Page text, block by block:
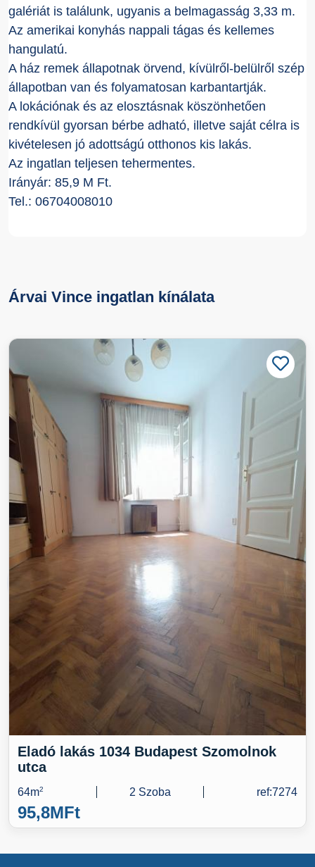
galériát is találunk, ugyanis a belmagasság 3,33 m.
Az amerikai konyhás nappali tágas és kellemes
hangulatú.
A ház remek állapotnak örvend, kívülről-belülről szép
állapotban van és folyamatosan karbantartják.
A lokációnak és az elosztásnak köszönhetően
rendkívül gyorsan bérbe adható, illetve saját célra is
kivételesen jó adottságú otthonos kis lakás.
Az ingatlan teljesen tehermentes.
Irányár: 85,9 M Ft.
Tel.: 06704008010
Árvai Vince ingatlan kínálata
Eladó lakás 1034 Budapest Szomolnok
utca
64m2 2 Szoba ref:7274
95,8MFt